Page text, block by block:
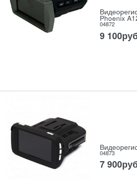
Phoenix
04872
9 100
04873
7 900